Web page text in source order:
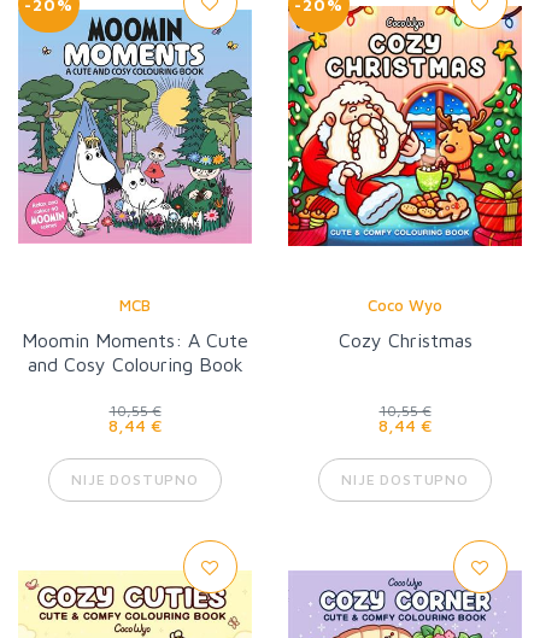
-20%
MCB
Moomin Moments: A Cute
and Cosy Colouring Book
10,55 €
8,44 €
NIJE DOSTUPNO
-20%
Coco Wyo
Cozy Christmas
10,55 €
8,44 €
NIJE DOSTUPNO